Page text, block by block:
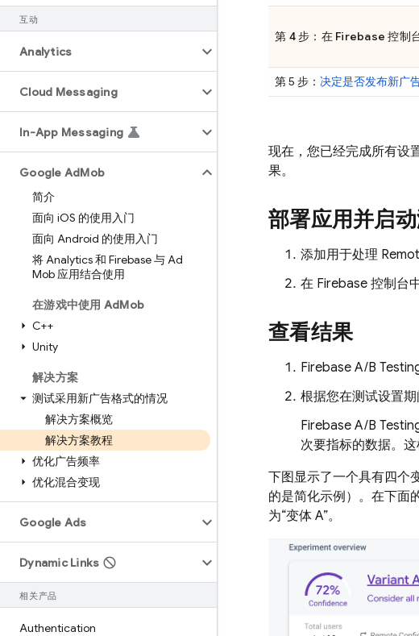
互动
Analytics
Cloud Messaging
In-App Messaging
Google AdMob
简介
面向 iOS 的使用入门
面向 Android 的使用入门
将 Analytics 和 Firebase 与 Ad
Mob 应用结合使用
在游戏中使用 AdMob
C++
Unity
解决方案
测试采用新广告格式的情况
解决方案概览
解决方案教程
优化广告频率
优化混合变现
Google Ads
Dynamic Links
相关产品
Authentication
第 4 步：在 Firebase 控制
第 5 步： 决定是否发布新广
现在，您已经完成所有设
果。
部署应用并启
添加用于处理
在 Firebase 控制台
查看结果
Firebase A/B
根据您在测试设置期
Firebase A/B
次要指标的数据。
下图显示了一个具有四个
的是简化示例）。在下面
为“变体 A”。